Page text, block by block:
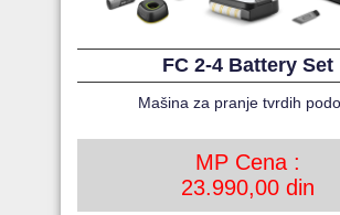
FC 2-4 Battery Set
Mašina za pranje tvrdih
MP Cena :
23.990,00 din